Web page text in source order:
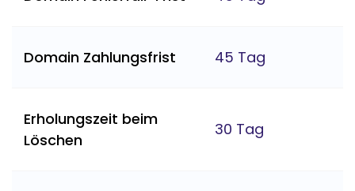
Domain Zahlungsfrist 45 Tag
Erholungszeit beim
Löschen
30 Tag